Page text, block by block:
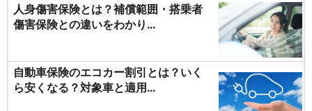
人身傷害保険とは？補償範囲・搭乗者
傷害保険との違いをわかり...
自動車保険のエコカー割引とは？いく
ら安くなる？対象車と適用...